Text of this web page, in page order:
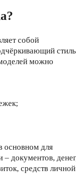
собой
стиль
можно
для
документов,
средств личной